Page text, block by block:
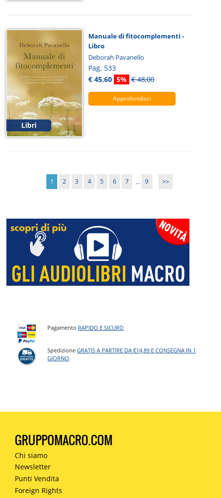
Libri
Manuale di fitocomplementi -
Libro
Deborah Pavanello
Pag. 533
€ 45,60 5% € 48,00
Approfondisci
1 2 3 4 5 6 7 ... 9 >>
Pagamento RAPIDO E SICURO
SpedizioneGRATIS A PARTIRE DA €14,89 E CONSEGNA IN 1
GIORNO.
GRUPPOMACRO.COM
Chi siamo
Newsletter
Punti Vendita
Foreign Rights